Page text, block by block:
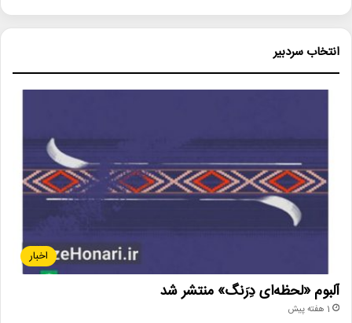
انتخاب سردبیر
اخبار
آلبوم «لحظه‌ای دِرَنگ» منتشر شد
1 هفته پیش